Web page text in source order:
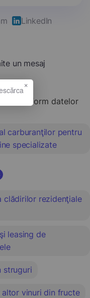
LinkedIn
un mesaj
conform datelor
carburanţilor pentru
specializate
clădirilor rezidenţiale
leasing de
struguri
altor vinuri din fructe
×